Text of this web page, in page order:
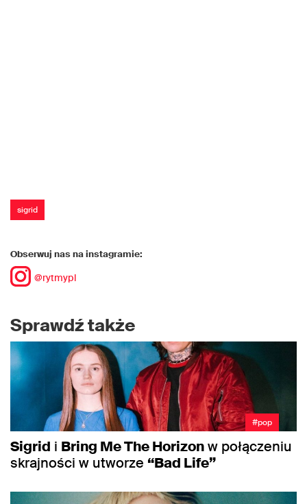
sigrid
Obserwuj nas na instagramie:
@rytmypl
Sprawdź także
#pop
Sigrid i Bring Me The Horizonw połączeniu
skrajności w utworze “Bad Life”